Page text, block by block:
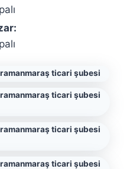
ticari şubesi
ticari şubesi
ticari şubesi
ticari şubesi